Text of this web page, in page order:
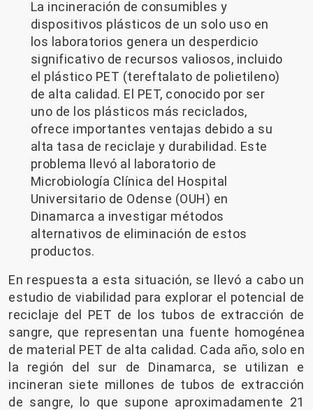
La incineración de consumibles y
dispositivos plásticos de un solo uso en
los laboratorios genera un desperdicio
significativo de recursos valiosos, incluido
el plástico PET (tereftalato de polietileno)
de alta calidad. El PET, conocido por ser
uno de los plásticos más reciclados,
ofrece importantes ventajas debido a su
alta tasa de reciclaje y durabilidad. Este
problema llevó al laboratorio de
Microbiología Clínica del Hospital
Universitario de Odense (OUH) en
Dinamarca a investigar métodos
alternativos de eliminación de estos
productos.
En respuesta a esta situación, se llevó a cabo un
estudio de viabilidad para explorar el potencial de
reciclaje del PET de los tubos de extracción de
sangre, que representan una fuente homogénea
de material PET de alta calidad. Cada año, solo en
la región del sur de Dinamarca, se utilizan e
incineran siete millones de tubos de extracción
de sangre, lo que supone aproximadamente 21